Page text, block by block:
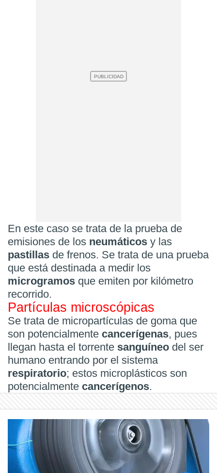
En este caso se trata de la prueba de
emisiones de los neumáticos y las
pastillas de frenos. Se trata de una prueba
que está destinada a medir los
microgramos que emiten por kilómetro
recorrido.
Partículas microscópicas
Se trata de micropartículas de goma que
son potencialmente cancerígenas, pues
llegan hasta el torrente sanguíneo del ser
humano entrando por el sistema
respiratorio; estos microplásticos son
potencialmente cancerígenos.